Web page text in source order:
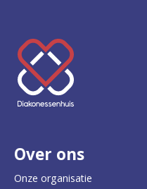
o
t
K
e
e
t
e
Over ons
Onze organisatie